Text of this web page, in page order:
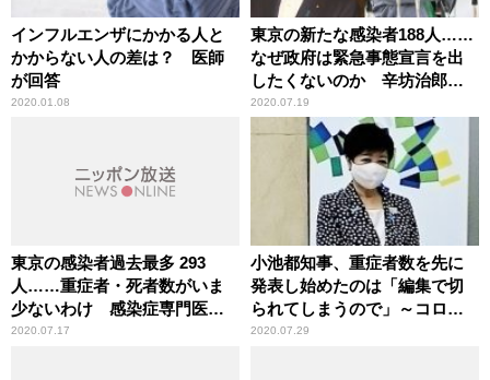
インフルエンザにかかる人と
かからない人の差は？ 医師
が回答
2020.01.08
東京の新たな感染者188人……
なぜ政府は緊急事態宣言を出
したくないのか 辛坊治郎が
持論
2020.07.19
東京の感染者過去最多 293
人……重症者・死者数がいま
少ないわけ 感染症専門医が
分析
2020.07.17
小池都知事、重症者数を先に
発表し始めたのは「編集で切
られてしまうので」～コロナ
の重症者数を重要視している
2020.07.29